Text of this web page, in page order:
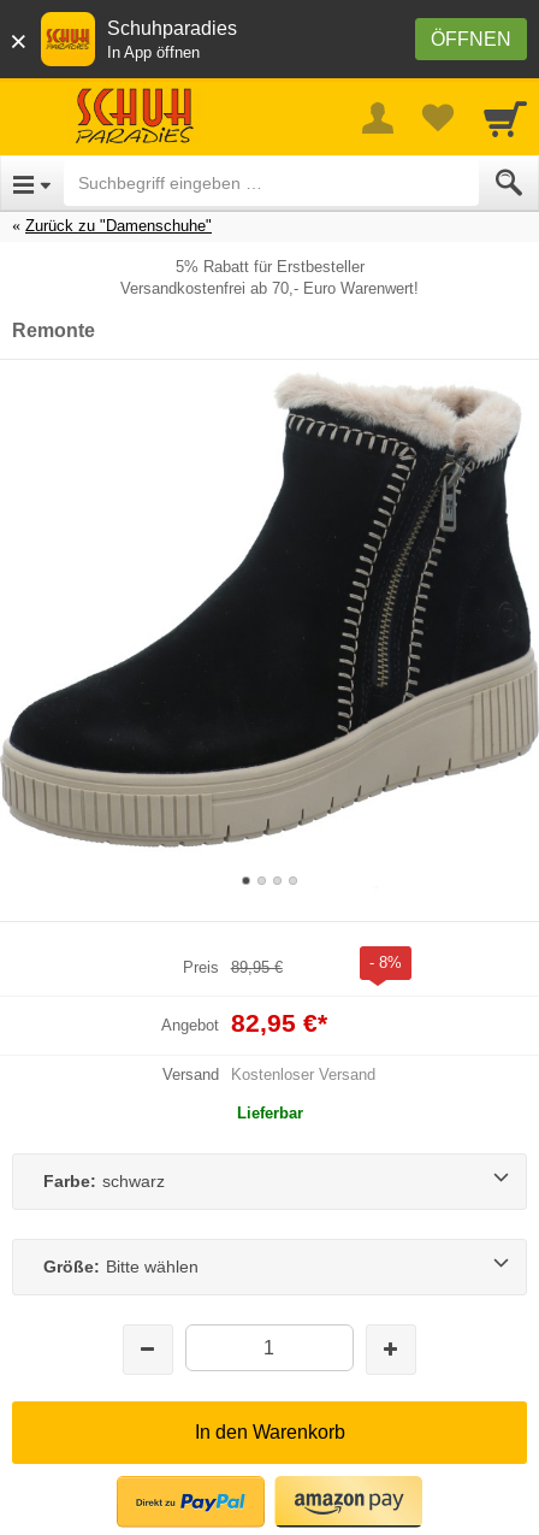
× ÖFFNEN
Schuhparadies
In App öffnen
Zurück zu "Damenschuhe"
5% Rabatt für Erstbesteller
Versandkostenfrei ab 70,- Euro Warenwert!
Remonte
Preis 89,95 € - 8%
Angebot 82,95 €*
Versand Kostenloser Versand
Lieferbar
Farbe: schwarz
Größe: Bitte wählen
In den Warenkorb